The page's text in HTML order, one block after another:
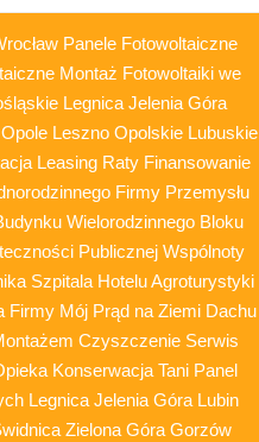
Panele Fotowoltaiczne
Montaż Fotowoltaiki we
Legnica Jelenia Góra
Leszno Opolskie Lubuskie
Leasing Raty Finansowanie
Firmy Przemysłu
Wielorodzinnego Bloku
Publicznej Wspólnoty
Szpitala Hotelu Agroturystyki
Firmy Mój Prąd na Ziemi Dachu
Czyszczenie Serwis
Konserwacja Tani Panel
Legnica Jelenia Góra Lubin
Zielona Góra Gorzów